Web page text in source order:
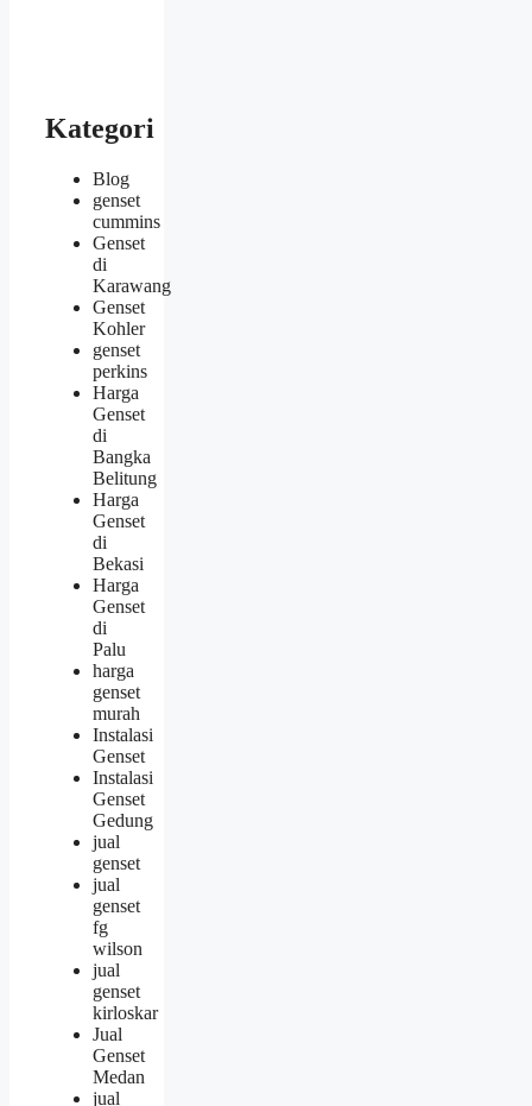
Kategori
Blog
genset
cummins
Genset
di
Karawang
Genset
Kohler
genset
perkins
Harga
Genset
di
Bangka
Belitung
Harga
Genset
di
Bekasi
Harga
Genset
di
Palu
harga
genset
murah
Instalasi
Genset
Instalasi
Genset
Gedung
jual
genset
jual
genset
fg
wilson
jual
genset
kirloskar
Jual
Genset
Medan
jual